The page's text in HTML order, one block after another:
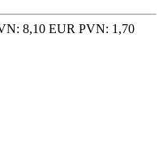
8,10 EUR PVN: 1,70